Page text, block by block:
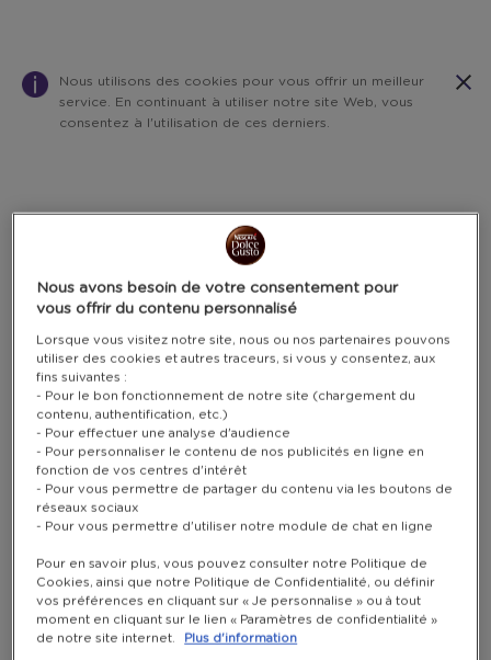
Nous utilisons des cookies pour vous offrir un meilleur
service. En continuant à utiliser notre site Web, vous
consentez à l'utilisation de ces derniers.
changed
Nous avons besoin de votre consentement pour
vous offrir du contenu personnalisé
Lorsque vous visitez notre site, nous ou nos partenaires pouvons
utiliser des cookies et autres traceurs, si vous y consentez, aux
fins suivantes :
- Pour le bon fonctionnement de notre site (chargement du
contenu, authentification, etc.)
- Pour effectuer une analyse d'audience
- Pour personnaliser le contenu de nos publicités en ligne en
fonction de vos centres d'intérêt
- Pour vous permettre de partager du contenu via les boutons de
réseaux sociaux
- Pour vous permettre d'utiliser notre module de chat en ligne
Pour en savoir plus, vous pouvez consulter notre Politique de
Cookies, ainsi que notre Politique de Confidentialité, ou définir
vos préférences en cliquant sur « Je personnalise » ou à tout
moment en cliquant sur le lien « Paramètres de confidentialité »
de notre site internet.
Plus d'information